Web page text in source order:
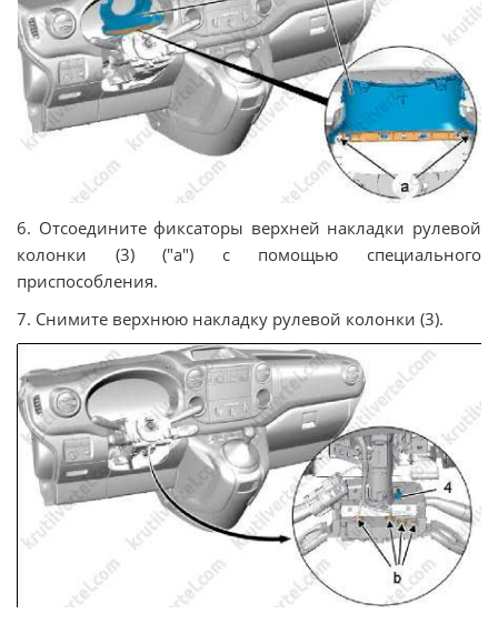
6. Отсоедините фиксаторы верхней накладки рулевой
колонки (3) ("a") с помощью специального
приспособления.
7. Снимите верхнюю накладку рулевой колонки (3).